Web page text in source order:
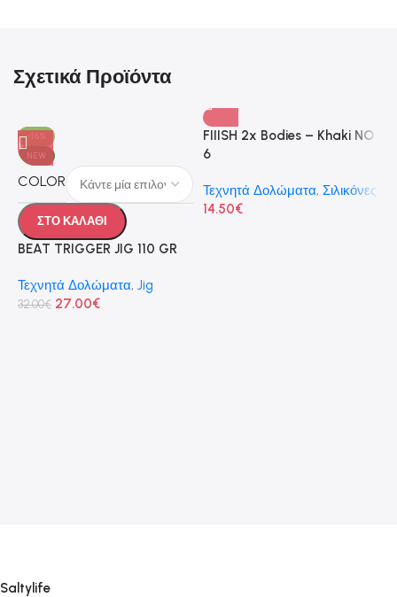
Σχετικά Προϊόντα
-16%
NEW
COLOR
ΣΤΟ ΚΑΛΑΘΙ
BEAT TRIGGER JIG 110 GR
Τεχνητά Δολώματα, Jig
32.00€ 27.00€
FIIISH 2x Bodies – Khaki NO
6
Τεχνητά Δολώματα, Σιλικόνες
14.50€
Saltylife